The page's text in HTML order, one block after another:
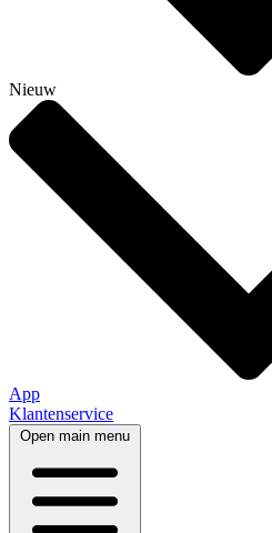
Nieuw
App
Klantenservice
Open main menu